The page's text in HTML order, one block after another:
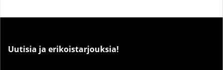
Uutisia ja erikoistarjouksia!